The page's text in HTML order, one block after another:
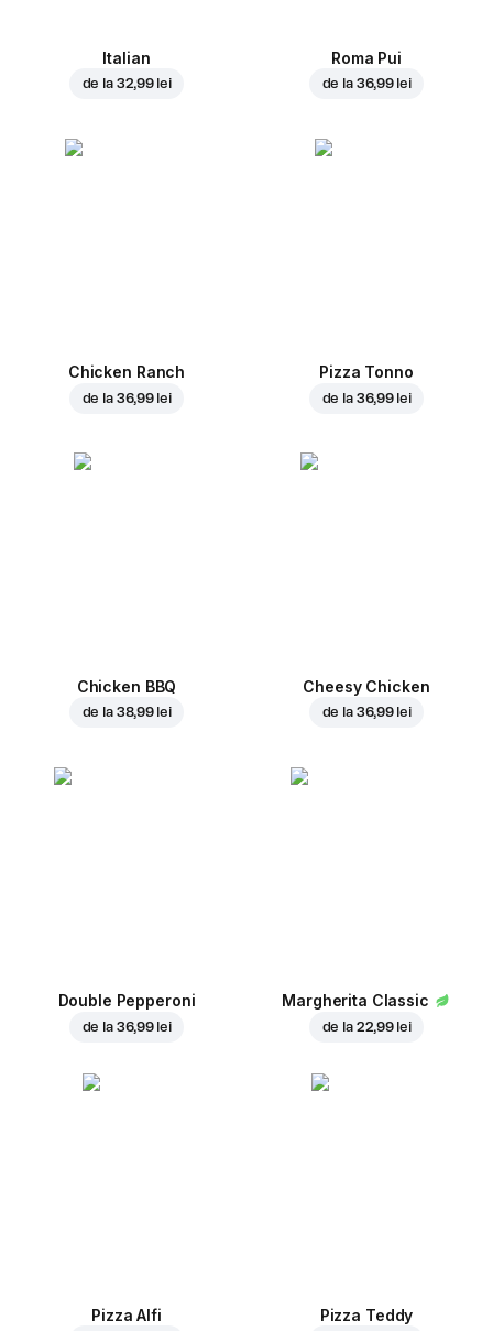
Italian
de la 32,99 lei
Roma Pui
de la 36,99 lei
Chicken Ranch
de la 36,99 lei
Pizza Tonno
de la 36,99 lei
Chicken BBQ
de la 38,99 lei
Cheesy Chicken
de la 36,99 lei
Double Pepperoni
de la 36,99 lei
Margherita Classic
de la 22,99 lei
Pizza Alfi Pizza Teddy